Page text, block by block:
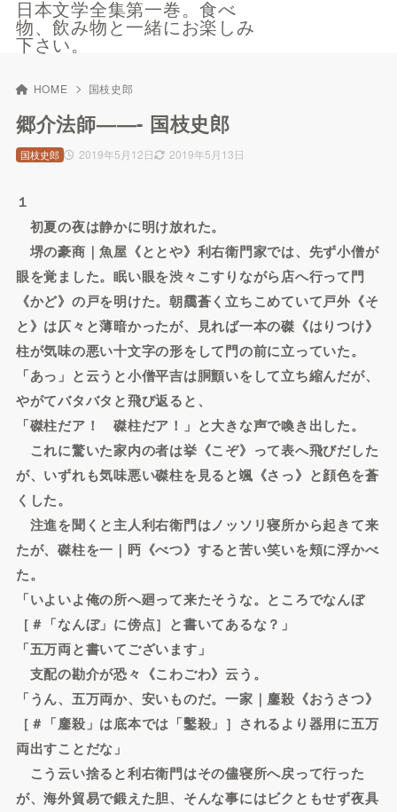
日本文学全集第一巻。食べ
物、飲み物と一緒にお楽しみ
下さい。
HOME 国枝史郎
郷介法師——- 国枝史郎
2019年5月12日 2019年5月13日
国枝史郎
１
初夏の夜は静かに明け放れた。
堺の豪商｜魚屋《ととや》利右衛門家では、先ず小僧が
眼を覚ました。眠い眼を渋々こすりながら店へ行って門
《かど》の戸を明けた。朝靄蒼く立ちこめていて戸外《そ
と》は仄々と薄暗かったが、見れば一本の磔《はりつけ》
柱が気味の悪い十文字の形をして門の前に立っていた。
「あっ」と云うと小僧平吉は胴顫いをして立ち縮んだが、
やがてバタバタと飛び返ると、
「磔柱だア！ 磔柱だア！」と大きな声で喚き出した。
これに驚いた家内の者は挙《こぞ》って表へ飛びだした
が、いずれも気味悪い磔柱を見ると颯《さっ》と顔色を蒼
くした。
注進を聞くと主人利右衛門はノッソリ寝所から起きて来
たが、磔柱を一｜眄《べつ》すると苦い笑いを頬に浮かべ
た。
「いよいよ俺の所へ廻って来たそうな。ところでなんぼ
［＃「なんぼ」に傍点］と書いてあるな？」
「五万両と書いてございます」
支配の勘介が恐々《こわごわ》云う。
「うん、五万両か、安いものだ。一家｜鏖殺《おうさつ》
［＃「鏖殺」は底本では「鑿殺」］されるより器用に五万
両出すことだな」
こう云い捨ると利右衛門はその儘寝所へ戻って行った
が、海外貿易で鍛えた胆、そんな事にはビクともせず夜具